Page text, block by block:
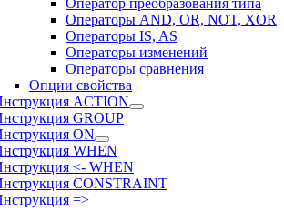
Оператор преобразования типа
Операторы AND, OR, NOT, XOR
Операторы IS, AS
Операторы изменений
Операторы сравнения
Опции свойства
ACTION
GROUP
ON
WHEN
<- WHEN
CONSTRAINT
=>